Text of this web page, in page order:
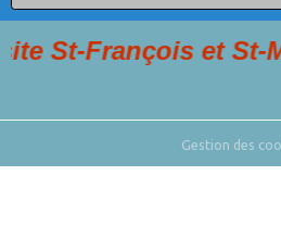
et St-
Gestion des